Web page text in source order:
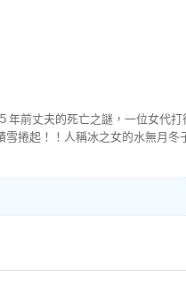
年前丈夫的死亡之謎，一位女代
捲起！！人稱冰之女的水無月冬